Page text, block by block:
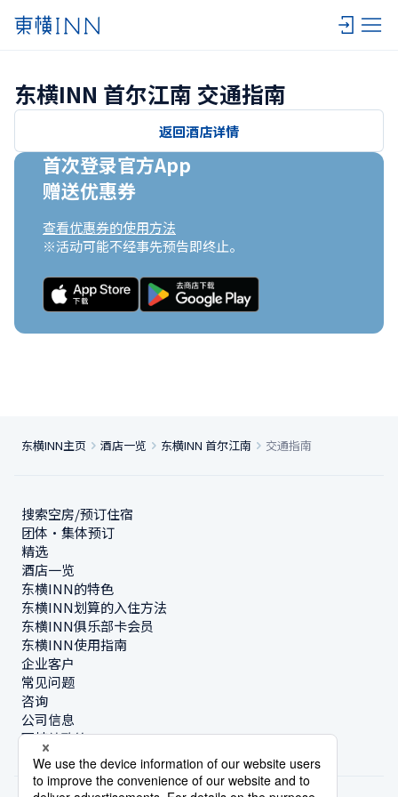
东横INN 首尔江南 交通指南
返回酒店详情
首次登录官方App
赠送优惠券
查看优惠券的使用方法
※活动可能不经事先预告即终止。
东横INN主页 酒店一览 东横INN 首尔江南 交通指南
搜索空房/预订住宿
团体・集体预订
精选
酒店一览
东横INN的特色
东横INN划算的入住方法
东横INN俱乐部卡会员
东横INN使用指南
企业客户
常见问题
咨询
公司信息
可持续政策